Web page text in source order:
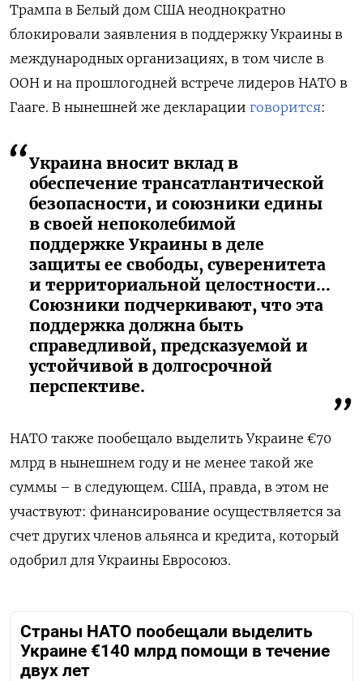
Трампа в Белый дом США неоднократно
блокировали заявления в поддержку Украины в
международных организациях, в том числе в
ООН и на прошлогодней встрече лидеров НАТО в
Гааге. В нынешней же декларации говорится:
Украина вносит вклад в
обеспечение трансатлантической
безопасности, и союзники едины
в своей непоколебимой
поддержке Украины в деле
защиты ее свободы, суверенитета
и территориальной целостности…
Союзники подчеркивают, что эта
поддержка должна быть
справедливой, предсказуемой и
устойчивой в долгосрочной
перспективе.
НАТО также пообещало выделить Украине €70
млрд в нынешнем году и не менее такой же
суммы – в следующем. США, правда, в этом не
участвуют: финансирование осуществляется за
счет других членов альянса и кредита, который
одобрил для Украины Евросоюз.
Страны НАТО пообещали выделить
Украине €140 млрд помощи в течение
двух лет